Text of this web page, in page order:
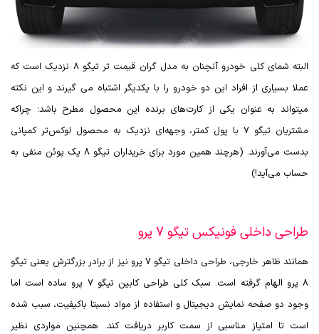
البته شمای کلی خودرو آنچنان به مدل گران قیمت تر تیگو 8 نزدیک است که
عملا بسیاری از افراد این دو خودرو را با یکدیگر اشتباه می گیرند و این نکته‌
میتواند به عنوان یکی از کارت‌های برنده این محصول مطرح باشد؛ چراکه
مشتریان تیگو 7 با پول کمتر، وجهه‌ای نزدیک به محصول لوکس‌تر کمپانی
بدست می‌آورند. (هرچند همین مورد برای خریداران تیگو 8 یک پوئن
منفی به
حساب می‌آید!)
طراحی داخلی فونیکس تیگو 7 پرو
همانند ظاهر خارجی، طراحی داخلی تیگو 7 پرو نیز از برادر بزرگترش یعنی تیگو
8 پرو الهام گرفته است. سبک کلی طراحی کابین تیگو 7 پرو ساده است اما
وجود دو صفحه نمایش دیجیتال و استفاده از مواد نسبتا باکیفیت، سبب شده
است تا امتیاز مناسبی از سمت کاربر دریافت کند. همچنین مواردی نظیر